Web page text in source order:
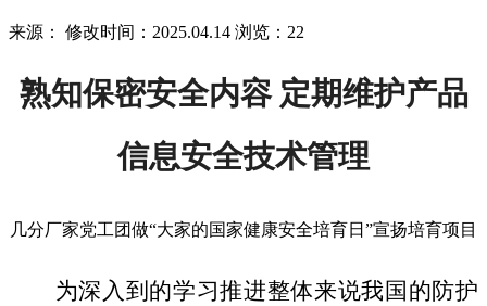
来源： 修改时间：2025.04.14 浏览：22
熟知保密安全内容 定期维护产品
信息安全技术管理
几分厂家党工团做“大家的国家健康安全培育日”宣扬培育项目
为深入到的学习推进整体来说我国的防护